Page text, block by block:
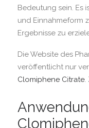
Bedeutung sein. Es
und Einnahmeform
Ergebnisse zu
Die Website des
veröffentlicht nur
Clomiphene Citrate.